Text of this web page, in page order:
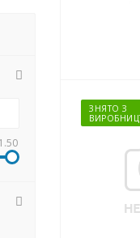
ЗНЯТО З